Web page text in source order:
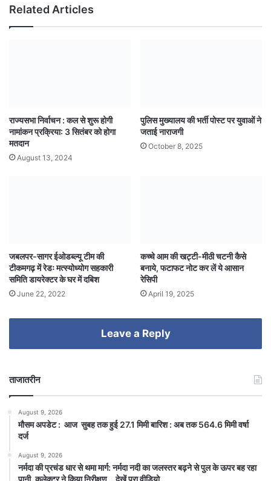
Related Articles
राज्यसभा निर्वाचन : कल से शुरू होगी
नामांकन प्रक्रिया: 3 सितंबर को होगा
मतदान
August 13, 2024
पुलिस मुख्यालय की भर्ती पोस्ट पर युवाओं ने
जताई नाराजगी
October 8, 2025
जबलपर-सागर ईओडब्ल्यू टीम की
टीकमगढ़ में रेडः मत्स्योध्योग सहकारी
समिति डायरेक्टर के घर में दबिश
June 22, 2022
कच्चे आम की खट्टी-मीठी चटनी कैसे
बनाये, फटाफट नोट कर लें ये आसान
रेसिपी
April 19, 2025
Leave a Reply
ताजातरीन
August 9, 2026
मौसम अपडेट : आज सुबह तक हुई 27.1 मिमी बारिश : अब तक 564.6 मिमी वर्षा
दर्ज
August 9, 2026
नर्मदा की प्रचंड धार से थमा मार्ग: नर्मदा नदी का जलस्तर बढ़ने से पुल के ऊपर बह रहा
पानी, कलेक्टर ने किया निरीक्षण… देखें पूरा वीडियो